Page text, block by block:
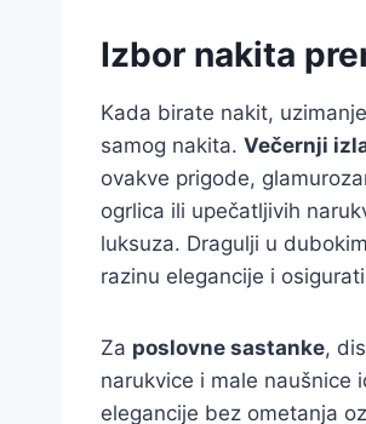
Izbor nakita
Kada birate nakit,
samog nakita. Večernji
ovakve prigode,
ogrlica ili upečatljivih
luksuza. Dragulji u
razinu elegancije i
Za poslovne sastanke,
narukvice i male naušnice
elegancije bez ometanja